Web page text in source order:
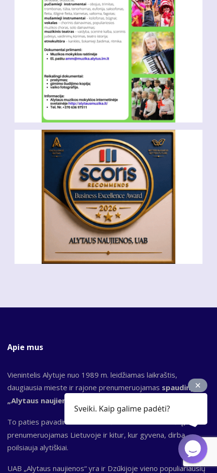
Apie mus
Vienintelis Alytuje nuo 1989 m. leidžiamas laikraštis,
daugiausia mieste ir rajone prenumeruojamas spaudinys
„Alytaus naujienos“.
To paties pavadinimo bendrovė leidžia ir
prenumeruojamas Lietuvoje ir kitur, kur gyvena, dirba,
poilsiauja alytiškiai.
UAB „Alytaus naujienos“ yra ir Dzūkijoje vieno populiariausių
Sveiki. Kaip galime padėti?